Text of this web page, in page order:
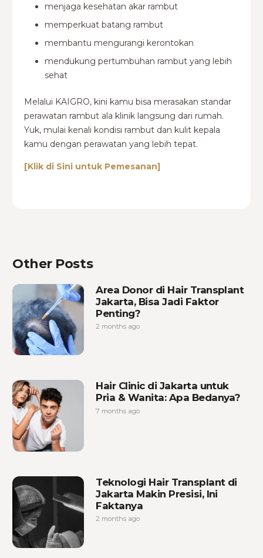
menjaga kesehatan akar rambut
memperkuat batang rambut
membantu mengurangi kerontokan
mendukung pertumbuhan rambut yang lebih
sehat
Melalui KAIGRO, kini kamu bisa merasakan standar
perawatan rambut ala klinik langsung dari rumah.
Yuk, mulai kenali kondisi rambut dan kulit kepala
kamu dengan perawatan yang lebih tepat.
[Klik di Sini untuk Pemesanan]
Other Posts
Area Donor di Hair Transplant
Jakarta, Bisa Jadi Faktor
Penting?
2 months ago
Hair Clinic di Jakarta untuk
Pria & Wanita: Apa Bedanya?
7 months ago
Teknologi Hair Transplant di
Jakarta Makin Presisi, Ini
Faktanya
2 months ago